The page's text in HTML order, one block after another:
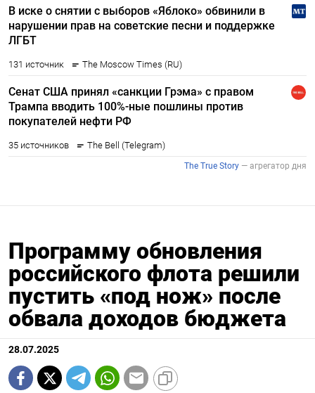
Программу обновления
российского флота решили
пустить «под нож» после
обвала доходов бюджета
28.07.2025